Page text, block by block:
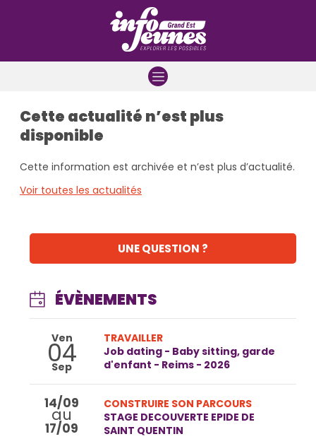
Cette actualité n’est plus
disponible
Cette information est archivée et n’est plus d’actualité.
Voir toutes les actualités
UNE QUESTION ?
ÉVÈNEMENTS
Ven
04
Sep
TRAVAILLER
Job dating - Baby sitting, garde
d'enfant - Reims - 2026
14/09
au
17/09
CONSTRUIRE SON PARCOURS
STAGE DECOUVERTE EPIDE DE
SAINT QUENTIN